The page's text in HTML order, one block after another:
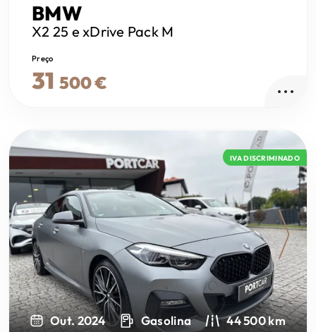
BMW
X2 25 e xDrive Pack M
Preço
31 500 €
IVA DISCRIMINADO
Next
Out. 2024 Gasolina 44 500 km